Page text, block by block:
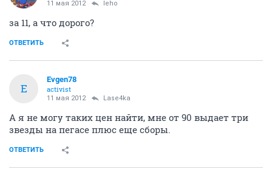
11 мая 2012 leho
за 11, а что дорого?
ОТВЕТИТЬ
E
Evgen78
activist
11 мая 2012 Lase4ka
А я не могу таких цен найти, мне от 90 выдает три
звезды на пегасе плюс еще сборы.
ОТВЕТИТЬ